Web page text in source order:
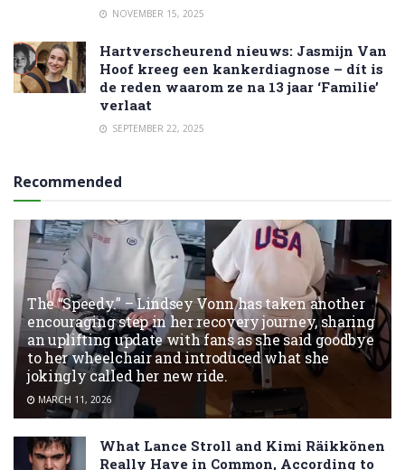
NOVEMBER 15, 2025
Hartverscheurend nieuws: Jasmijn Van
Hoof kreeg een kankerdiagnose – dít is
de reden waarom ze na 13 jaar ‘Familie’
verlaat
SEPTEMBER 22, 2025
Recommended
The “Speedy.” – Lindsey Vonn has taken another
encouraging step in her recovery journey, sharing
an uplifting update with fans as she said goodbye
to her wheelchair and introduced what she
jokingly called her new ride.
MARCH 11, 2026
What Lance Stroll and Kimi Räikkönen
Really Have in Common, According to